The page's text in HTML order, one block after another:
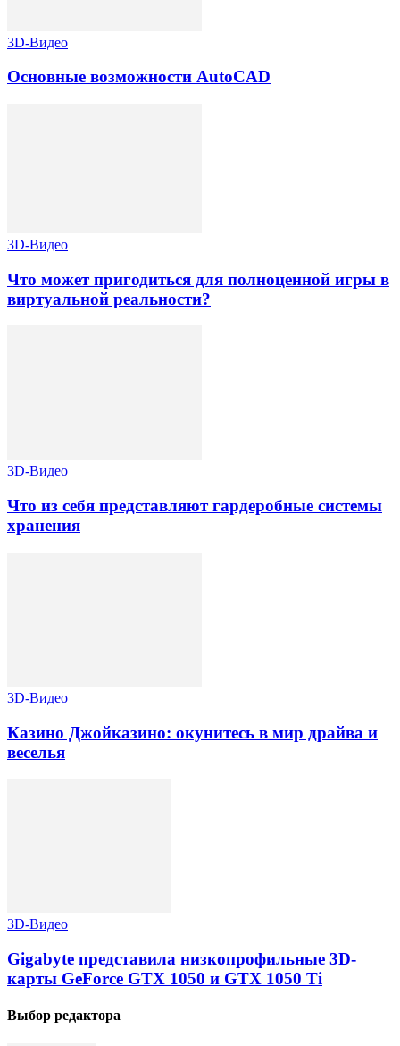
3D-Видео
Основные возможности AutoCAD
3D-Видео
Что может пригодиться для полноценной игры в
виртуальной реальности?
3D-Видео
Что из себя представляют гардеробные системы
хранения
3D-Видео
Казино Джойказино: окунитесь в мир драйва и
веселья
3D-Видео
Gigabyte представила низкопрофильные 3D-
карты GeForce GTX 1050 и GTX 1050 Ti
Выбор редактора